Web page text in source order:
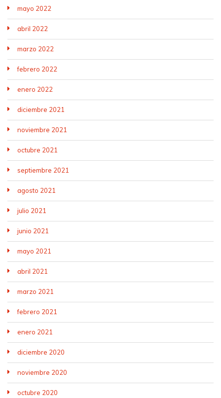
mayo 2022
abril 2022
marzo 2022
febrero 2022
enero 2022
diciembre 2021
noviembre 2021
octubre 2021
septiembre 2021
agosto 2021
julio 2021
junio 2021
mayo 2021
abril 2021
marzo 2021
febrero 2021
enero 2021
diciembre 2020
noviembre 2020
octubre 2020